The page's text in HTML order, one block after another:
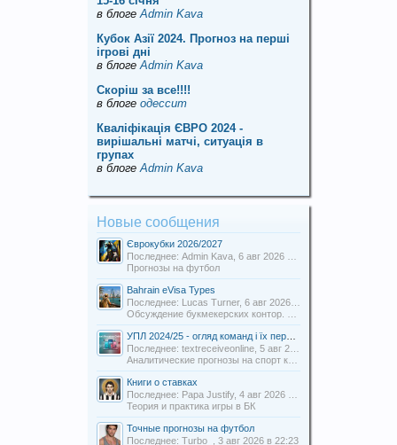
в блогеAdmin Kava
Кубок Азії 2024. Прогноз на перші
ігрові дні
в блогеAdmin Kava
Скорiш за все!!!!
в блоге одессит
Кваліфікація ЄВРО 2024 -
вирішальні матчі, ситуація в
групах
в блогеAdmin Kava
Новые сообщения
Єврокубки 2026/2027
Последнее: Admin Kava, 6 авг 2026 в 19:31
Прогнозы на футбол
Bahrain eVisa Types
Последнее: Lucas Turner, 6 авг 2026 в 13:16
Последнее: textreceiveonline, 5 авг 2026 в 20:54
Книги о ставках
Последнее: Papa Justify, 4 авг 2026 в 00:12
Теория и практика игры в БК
Точные прогнозы на футбол
Последнее: Turbo_, 3 авг 2026 в 22:23